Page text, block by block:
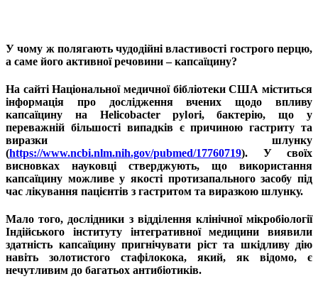
У чому ж полягають чудодійні властивості гострого перцю,
а саме його активної речовини – капсаїцину?
На сайті Національної медичної бібліотеки США міститься
інформація про дослідження вчених щодо впливу
капсаїцину на Helicobacter pylori, бактерію, що у
переважній більшості випадків є причиною гастриту та
виразки шлунку
(https://www.ncbi.nlm.nih.gov/pubmed/17760719). У своїх
висновках науковці стверджують, що використання
капсаїцину можливе у якості протизапального засобу під
час лікування пацієнтів з гастритом та виразкою шлунку.
Мало того, дослідники з відділення клінічної мікробіології
Індійського інституту інтегративної медицини виявили
здатність капсаїцину пригнічувати ріст та шкідливу дію
навіть золотистого стафілокока, який, як відомо, є
нечутливим до багатьох антибіотиків.